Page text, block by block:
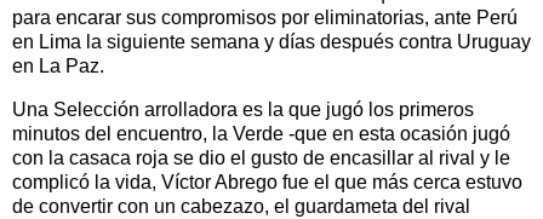
para encarar sus compromisos por eliminatorias, ante Perú
en Lima la siguiente semana y días después contra Uruguay
en La Paz.
Una Selección arrolladora es la que jugó los primeros
minutos del encuentro, la Verde -que en esta ocasión jugó
con la casaca roja se dio el gusto de encasillar al rival y le
complicó la vida, Víctor Abrego fue el que más cerca estuvo
de convertir con un cabezazo, el guardameta del rival